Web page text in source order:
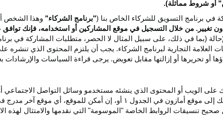
" أو شروط مماثلة).
برنامج التسويق للشركاء الخاص بنا ("برنامج الشركاء" وهذا الشخص
تغيير. من خلال التسجيل في موقع المشاركين أو استخدامه، فإنك
(بما في ذلك، على سبيل المثال لا الحصر، متطلبات المشاركة في
العلامة التجارية لبرنامج الشركاء. يجب أن يلتزم المحتوى الذي تنشره
تحريرها أو إزالتها مقابل تعويض. يرجى قراءة السياسات والإرشادات
الويب أو المحتوى الذي ينشئه مستخدمو وسائل التواصل الاجتماعي أو
إلى موقع أمازون في الجدول ۱ أو، إن أمكن للموقع، أي موقع آخر مدرج
تنسيقات الروابط الخاصة "الموسومة" التي نقدمها والامتثال لهذه